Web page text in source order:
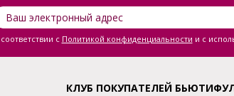
с Политикой конфиденциальности и с
КЛУБ ПОКУПАТЕЛЕЙ